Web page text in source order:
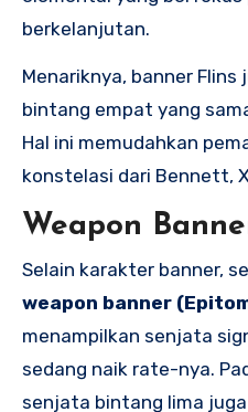
berkelanjutan.
Menariknya, banner
bintang empat yang
Hal ini memudahkan
konstelasi dari Bennett,
Weapon
Selain karakter banner,
weapon banner
menampilkan senjata
sedang naik rate-nya.
senjata bintang lima